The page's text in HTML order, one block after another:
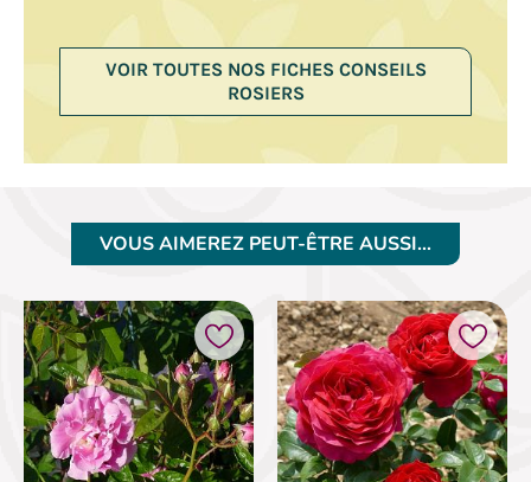
VOIR TOUTES NOS FICHES CONSEILS
ROSIERS
VOUS AIMEREZ PEUT-ÊTRE AUSSI…